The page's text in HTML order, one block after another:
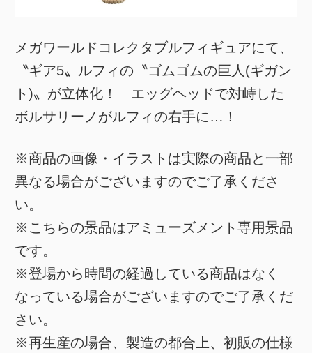
メガワールドコレクタブルフィギュアにて、
〝ギア5〟ルフィの〝ゴムゴムの巨人(ギガン
ト)〟が立体化！ エッグヘッドで対峙した
ボルサリーノがルフィの右手に…！
※商品の画像・イラストは実際の商品と一部
異なる場合がございますのでご了承くださ
い。
※こちらの景品はアミューズメント専用景品
です。
※登場から時間の経過している商品はなく
なっている場合がございますのでご了承くだ
さい。
※再生産の場合、製造の都合上、初販の仕様